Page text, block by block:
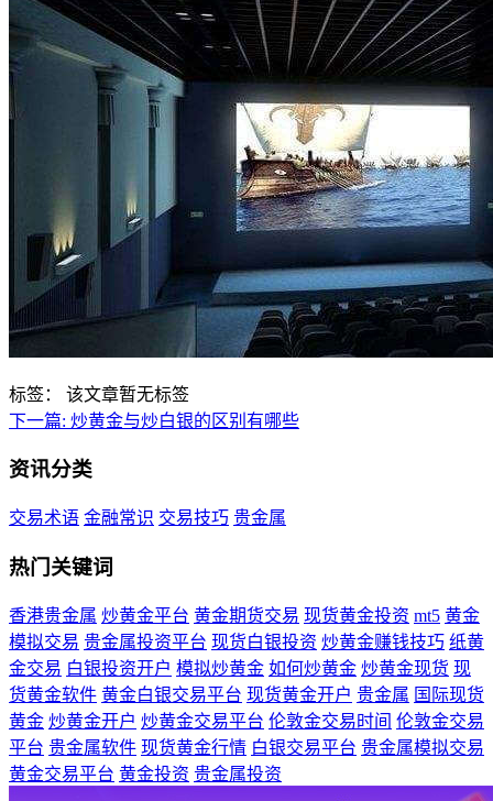
标签：
该文章暂无标签
下一篇: 炒黄金与炒白银的区别有哪些
资讯分类
交易术语 金融常识 交易技巧 贵金属
热门关键词
香港贵金属 炒黄金平台 黄金期货交易 现货黄金投资 mt5 黄金
模拟交易 贵金属投资平台 现货白银投资 炒黄金赚钱技巧 纸黄
金交易 白银投资开户 模拟炒黄金 如何炒黄金 炒黄金现货 现
货黄金软件 黄金白银交易平台 现货黄金开户 贵金属 国际现货
黄金 炒黄金开户 炒黄金交易平台 伦敦金交易时间 伦敦金交易
平台 贵金属软件 现货黄金行情 白银交易平台 贵金属模拟交易
黄金交易平台 黄金投资 贵金属投资